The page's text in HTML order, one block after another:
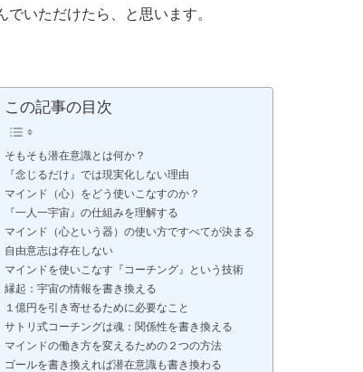
でいただけたら、と思います。
この記事の目次
そもそも潜在意識とは何か？
『念じるだけ』では現実化しない理由
マインド（心）をどう使いこなすのか？
『一人一宇宙』の仕組みを理解する
マインド（心という器）の使い方ですべてが決まる
自由意志は存在しない
マインドを使いこなす『コーチング』という技術
縁起：宇宙の情報を書き換える
１億円を引き寄せるために必要なこと
サトリ式コーチングは魂：関係性を書き換える
マインドの働き方を変えるための２つの方法
ゴールを書き換えれば潜在意識も書き換わる